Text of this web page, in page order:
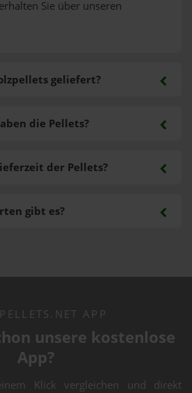
Sie über unseren
geliefert?
gibt es?
die Pellets?
der Pellets?
APP
unsere kostenlose
App?
Klick vergleichen und direkt